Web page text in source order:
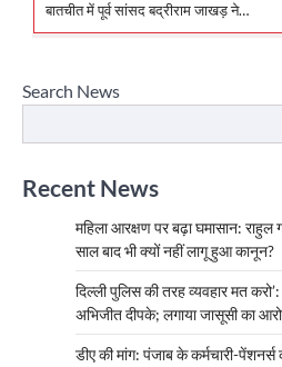
बातचीत में पूर्व सांसद बद्रीराम जाखड़ ने…
Search News
Recent News
महिला आरक्षण पर बढ़ा घमासान: राहुल
साल बाद भी क्यों नहीं लागू हुआ कानून?
दिल्ली पुलिस की तरह व्यवहार मत
अभिजीत दीपके; लगाया जासूसी का
डीए की मांग: पंजाब के कर्मचारी-